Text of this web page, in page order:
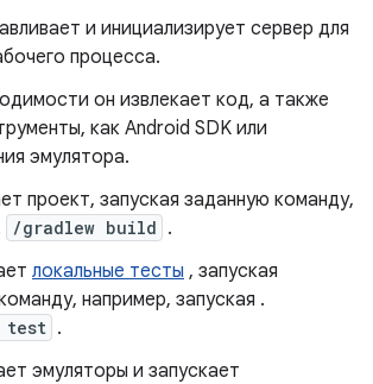
и инициализирует сервер для
процесса.
он извлекает код, а также
как Android SDK или
эмулятора.
проект, запуская заданную команду,
/gradlew build .
локальные тесты , запуская
например, запуская .
test .
эмуляторы и запускает